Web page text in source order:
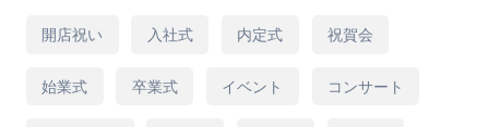
[商品コード]D22BY
開店祝い 入社式 内定式 祝賀会
始業式 卒業式 イベント コンサート